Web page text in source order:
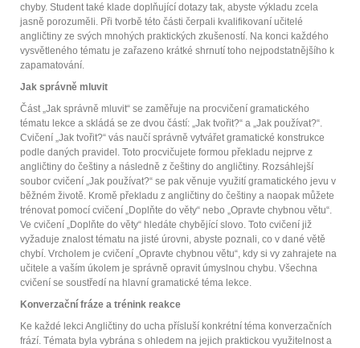
chyby. Student také klade doplňující dotazy tak, abyste výkladu zcela
jasně porozuměli. Při tvorbě této části čerpali kvalifikovaní učitelé
angličtiny ze svých mnohých praktických zkušeností. Na konci každého
vysvětleného tématu je zařazeno krátké shrnutí toho nejpodstatnějšího k
zapamatování.
Jak správně mluvit
Část „Jak správně mluvit“ se zaměřuje na procvičení gramatického
tématu lekce a skládá se ze dvou částí: „Jak tvořit?“ a „Jak používat?“.
Cvičení „Jak tvořit?“ vás naučí správně vytvářet gramatické konstrukce
podle daných pravidel. Toto procvičujete formou překladu nejprve z
angličtiny do češtiny a následně z češtiny do angličtiny. Rozsáhlejší
soubor cvičení „Jak používat?“ se pak věnuje využití gramatického jevu v
běžném životě. Kromě překladu z angličtiny do češtiny a naopak můžete
trénovat pomocí cvičení „Doplňte do věty“ nebo „Opravte chybnou větu“.
Ve cvičení „Doplňte do věty“ hledáte chybějící slovo. Toto cvičení již
vyžaduje znalost tématu na jisté úrovni, abyste poznali, co v dané větě
chybí. Vrcholem je cvičení „Opravte chybnou větu“, kdy si vy zahrajete na
učitele a vaším úkolem je správně opravit úmyslnou chybu. Všechna
cvičení se soustředí na hlavní gramatické téma lekce.
Konverzační fráze a trénink reakce
Ke každé lekci Angličtiny do ucha přísluší konkrétní téma konverzačních
frází. Témata byla vybrána s ohledem na jejich praktickou využitelnost a